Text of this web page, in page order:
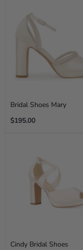
Bridal Shoes Mary
Regular
$195.00
Cindy Bridal Shoes